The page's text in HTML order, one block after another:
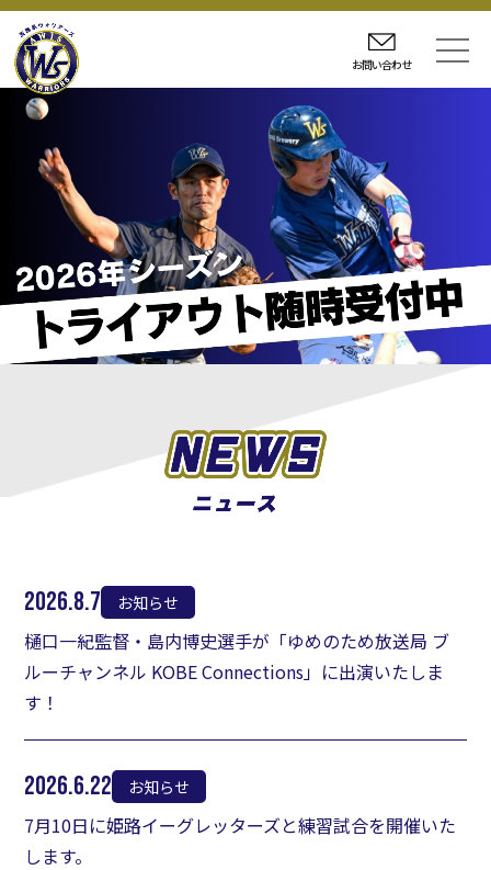
お問い合わせ
2026.8.7 お知らせ
樋口一紀監督・島内博史選手が「ゆめのため放送局 ブ
ルーチャンネル KOBE Connections」に出演いたしま
す！
2026.6.22 お知らせ
7月10日に姫路イーグレッターズと練習試合を開催いた
します。